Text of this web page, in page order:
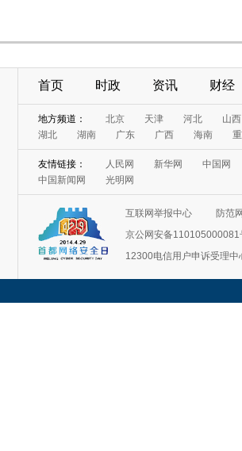
首页 时政 资讯 财经
地方频道： 北京 天津 河北
山西
湖北
湖南 广东 广西 海南
友情链接： 人民网 新华网
中国网
中国新闻网
光明网
互联网举报中心
防范
京公网安备110105000081
12300电信用户申诉受理中